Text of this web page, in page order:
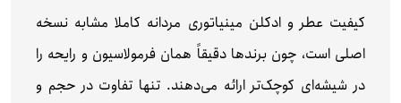
کیفیت عطر و ادکلن مینیاتوری مردانه کاملا مشابه نسخه
اصلی است، چون برندها دقیقاً همان فرمولاسیون و رایحه را
در شیشه‌ای کوچک‌تر ارائه می‌دهند. تنها تفاوت در حجم و